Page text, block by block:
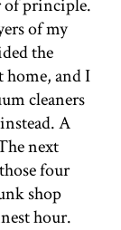
of principle.
of my
the
home, and I
cleaners
A
next
four
shop
hour.